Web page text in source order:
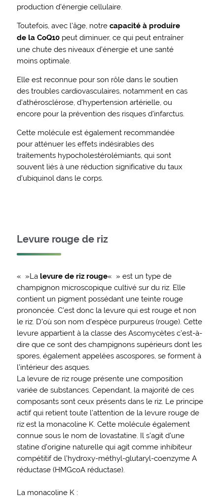
production d’énergie cellulaire.
Toutefois, avec l’âge, notre capacité à produire
de la CoQ10 peut diminuer, ce qui peut entraîner
une chute des niveaux d’énergie et une santé
moins optimale.
Elle est reconnue pour son rôle dans le soutien
des troubles cardiovasculaires, notamment en cas
d’athérosclérose, d’hypertension artérielle, ou
encore pour la prévention des risques d’infarctus.
Cette molécule est également recommandée
pour atténuer les effets indésirables des
traitements hypocholestérolémiants, qui sont
souvent liés à une réduction significative du taux
d’ubiquinol dans le corps.
Levure rouge de riz
« »La levure de riz rouge« » est un type de
champignon microscopique cultivé sur du riz. Elle
contient un pigment possédant une teinte rouge
prononcée. C’est donc la levure qui est rouge et non
le riz. D’où son nom d’espèce purpureus (rouge). Cette
levure appartient à la classe des Ascomycètes c’est-à-
dire que ce sont des champignons supérieurs dont les
spores, également appelées ascospores, se forment à
l’intérieur des asques.
La levure de riz rouge présente une composition
variée de substances. Cependant, la majorité de ces
composants sont ceux présents dans le riz. Le principe
actif qui retient toute l’attention de la levure rouge de
riz est la monacoline K. Cette molécule également
connue sous le nom de lovastatine. Il s’agit d’une
statine d’origine naturelle qui agit comme inhibiteur
compétitif de l’hydroxy-méthyl-glutaryl-coenzyme A
réductase (HMGcoA réductase).
La monacoline K :